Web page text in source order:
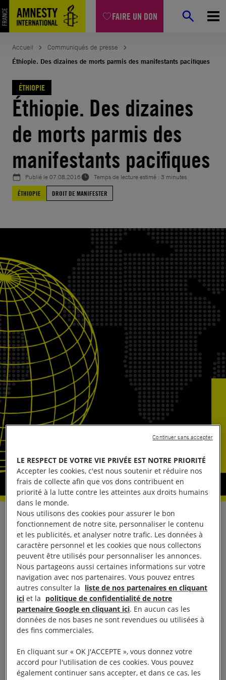
FAIRE UN DON
Aller
au
contenu
Accueil
Communiqués de presse
Éthiopie. Des dizaines de morts parmis des manifestants pacifiques
ÉTHIOPIE
Éthiopie. Des dizaines
de morts parmis des
manifestants pacifiques
Publié le07.08.2016
Temps de lecture estimé : 3 minutes
ÉTHIOPIE
DROIT DE MANIFESTER
Au moins 97 personnes ont été tuées et des
centaines blessées par les forces de sécurité
éthiopiennes, qui ont tiré à balles réelles sur des
manifestants pacifiques dans la région d’Oromia et
dans des secteurs de la région Amhara les 6 et 7
août, selon des sources crédibles qui se sont
entretenues avec Amnesty International.
Des milliers de manifestants se sont rassemblés
dans les régions d’Oromia et Amhara pour réclamer
une réforme politique, plus de justice et l’état de
droit. Le bain de sang le plus meurtrier – sans doute
LE RESPECT DE VOTRE VIE PRIVÉE EST NOTRE PRIORITÉ
Accepter les cookies, c'est nous soutenir et réduire nos
frais de collecte afin que vos dons contribuent en
priorité à la lutte contre les atteintes aux droits humains
dans le monde.
Nous utilisons des cookies pour assurer le bon
fonctionnement de notre site, personnaliser le contenu
et les publicités, et analyser notre trafic. Les données à
caractère personnel et les cookies que nous collectons
peuvent être utilisés pour personnaliser les annonces.
Nous partageons aussi certaines informations sur votre
navigation avec nos partenaires. Vous pouvez entres
autres consulter la liste de nos partenaires en cliquant
ici et la politique de confidentialité de notre
partenaire Google en cliquant ici. En aucun cas les
données de nos bases ne sont revendues ou utilisées à
des fins commerciales.
En cliquant sur « OK J'ACCEPTE », vous donnez votre
accord pour l'utilisation de ces cookies. Vous pouvez
également continuer sans accepter, et dans ce cas, les
Continuer sans accepter